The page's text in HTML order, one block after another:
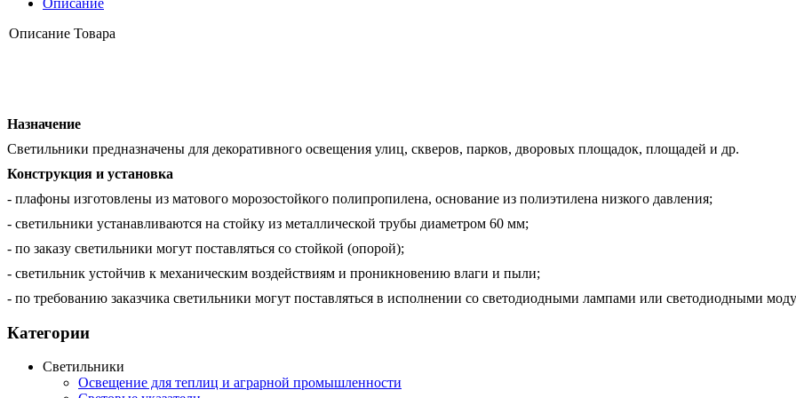
Описание
Описание Товара
Назначение
Светильники предназначены для декоративного освещения улиц, скверов, парков, дворовых площадок, площадей и др.
Конструкция и установка
- плафоны изготовлены из матового морозостойкого полипропилена, основание из полиэтилена низкого давления;
- светильники устанавливаются на стойку из металлической трубы диаметром 60 мм;
- по заказу светильники могут поставляться со стойкой (опорой);
- светильник устойчив к механическим воздействиям и проникновению влаги и пыли;
- по требованию заказчика светильники могут поставляться в исполнении со светодиодными лампами или светодиодными
Категории
Светильники
Освещение для теплиц и аграрной промышленности